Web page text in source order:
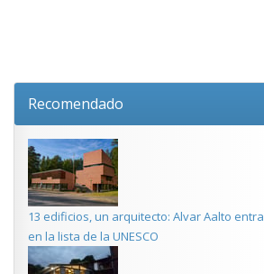
Recomendado
13 edificios, un arquitecto: Alvar Aalto entra
en la lista de la UNESCO